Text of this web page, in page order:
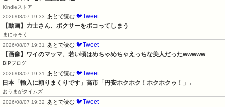
Kindleストア
2026/08/07 19:33
あとで読む 🐦Tweet
【動画】力士さん、ボクサーをボコってしまう
まにゅそく
2026/08/07 19:31
あとで読む 🐦Tweet
【画像】ワイのマッマ、若い頃はめちゃめちゃえっちな美人だったwwwww
BIPブログ
2026/08/07 19:31
あとで読む 🐦Tweet
日本「輸入に頼りまくりです」高市「円安ホクホク！ホクホクゥ！」←
おうまがタイムズ
2026/08/07 19:32
あとで読む 🐦Tweet